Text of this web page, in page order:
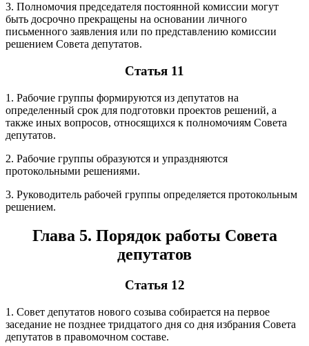
3. Полномочия председателя постоянной комиссии могут
быть досрочно прекращены на основании личного
письменного заявления или по представлению комиссии
решением Совета депутатов.
Статья 11
1. Рабочие группы формируются из депутатов на
определенный срок для подготовки проектов решений, а
также иных вопросов, относящихся к полномочиям Совета
депутатов.
2. Рабочие группы образуются и упраздняются
протокольными решениями.
3. Руководитель рабочей группы определяется протокольным
решением.
Глава 5. Порядок работы Совета
депутатов
Статья 12
1. Совет депутатов нового созыва собирается на первое
заседание не позднее тридцатого дня со дня избрания Совета
депутатов в правомочном составе.